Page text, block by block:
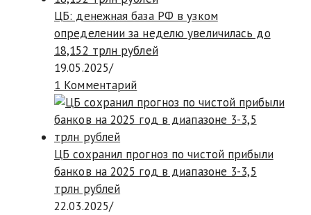
ЦБ: денежная база РФ в узком
определении за неделю увеличилась до
18,152 трлн рублей
19.05.2025/
1 Комментарий
ЦБ сохранил прогноз по чистой прибыли
банков на 2025 год в диапазоне 3-3,5
трлн рублей
22.03.2025/